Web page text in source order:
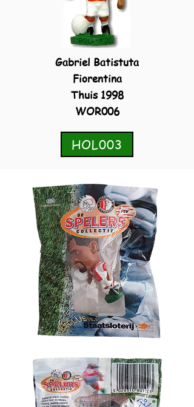
Gabriel Batistuta
Fiorentina
Thuis 1998
WOR006
HOL003